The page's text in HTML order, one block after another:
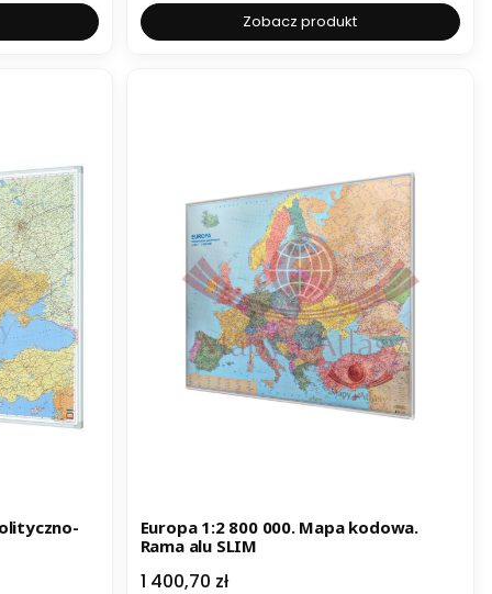
Zobacz produkt
Europa 1:2 800 000. Mapa kodowa.
Rama alu SLIM
Cena
1 400,70 zł